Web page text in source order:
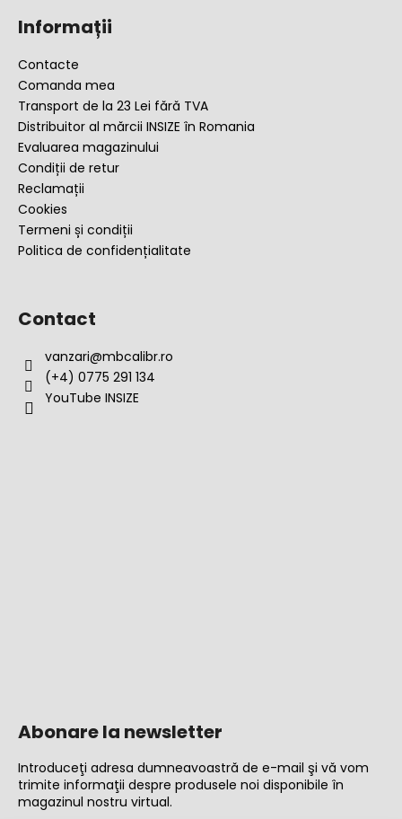
Informații
Contacte
Comanda mea
Transport de la 23 Lei fără TVA
Distribuitor al mărcii INSIZE în Romania
Evaluarea magazinului
Condiții de retur
Reclamații
Cookies
Termeni și condiții
Politica de confidențialitate
Contact
vanzari@mbcalibr.ro
(+4) 0775 291 134
YouTube INSIZE
Abonare la newsletter
Introduceţi adresa dumneavoastră de e-mail şi vă vom
trimite informaţii despre produsele noi disponibile în
magazinul nostru virtual.